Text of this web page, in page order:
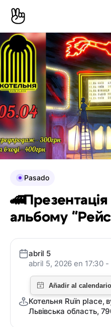
Pasado
альбому
abril 5
abril 5, 2026 en 17:30
Котельня Ruïn place,
Львівська область,